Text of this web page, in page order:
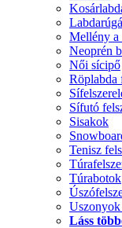
Mellény a
Neoprén
Női sícipő
Röplabda
Sífutó
Sisakok
Tenisz
Túrabotok
Uszonyok
Láss